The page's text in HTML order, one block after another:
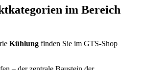
im Bereich
Kühlung finden Sie im GTS-Shop